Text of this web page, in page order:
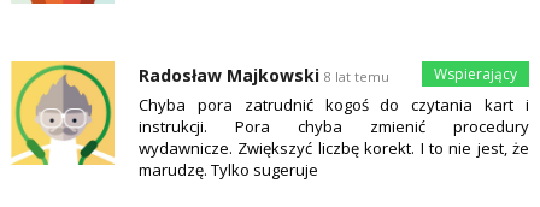
Radosław Majkowski 8 lat temu
Chyba pora zatrudnić kogoś do czytania kart i
instrukcji. Pora chyba zmienić procedury
wydawnicze. Zwiększyć liczbę korekt. I to nie jest, że
marudzę. Tylko sugeruje